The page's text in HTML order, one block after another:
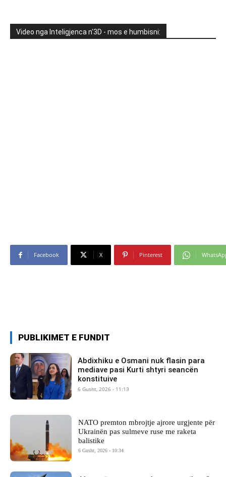
Video nga Inteligjenca n'3D - mos e humbisni:
Facebook X Pinterest
PUBLIKIMET E FUNDIT
Abdixhiku e Osmani nuk flasin para
mediave pasi Kurti shtyri seancën
konstituive
6 Gusht, 2026 - 11:13
NATO premton mbrojtje ajrore urgjente për
Ukrainën pas sulmeve ruse me raketa
balistike
6 Gusht, 2026 - 10:34